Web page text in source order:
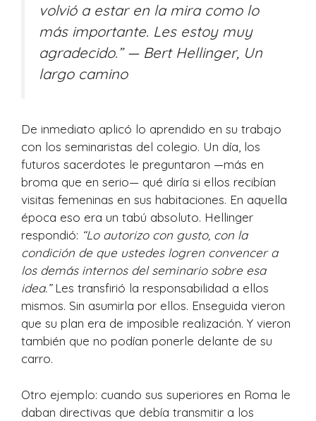
volvió a estar en la mira como lo
más importante. Les estoy muy
agradecido.”— Bert Hellinger, Un
largo camino
De inmediato aplicó lo aprendido en su trabajo
con los seminaristas del colegio. Un día, los
futuros sacerdotes le preguntaron —más en
broma que en serio— qué diría si ellos recibían
visitas femeninas en sus habitaciones. En aquella
época eso era un tabú absoluto. Hellinger
respondió: “Lo autorizo con gusto, con la
condición de que ustedes logren convencer a
los demás internos del seminario sobre esa
idea.”Les transfirió la responsabilidad a ellos
mismos. Sin asumirla por ellos. Enseguida vieron
que su plan era de imposible realización. Y vieron
también que no podían ponerle delante de su
carro.
Otro ejemplo: cuando sus superiores en Roma le
daban directivas que debía transmitir a los